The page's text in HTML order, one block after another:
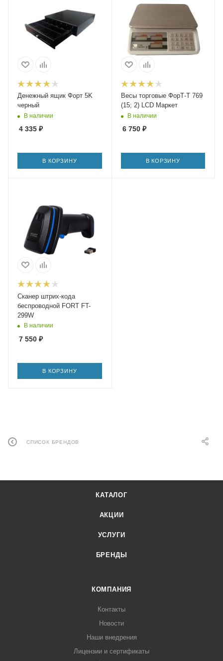
Денежный ящик Форт 5K
черный
В наличии
4 335 ₽
В КОРЗИНУ
Весы торговые ФорТ-Т 769
(15; 2) LCD Маркет
В наличии
6 750₽
В КОРЗИНУ
Сканер штрих-кода
беспроводной FORT FT-
299W
В наличии
7 550 ₽
В КОРЗИНУ
СПИСОК БРЕНДОВ
КАТАЛОГ
АКЦИИ
УСЛУГИ
БРЕНДЫ
КОМПАНИЯ
Контакты
Новости
Наши внедрения
Лицензии и сертификаты